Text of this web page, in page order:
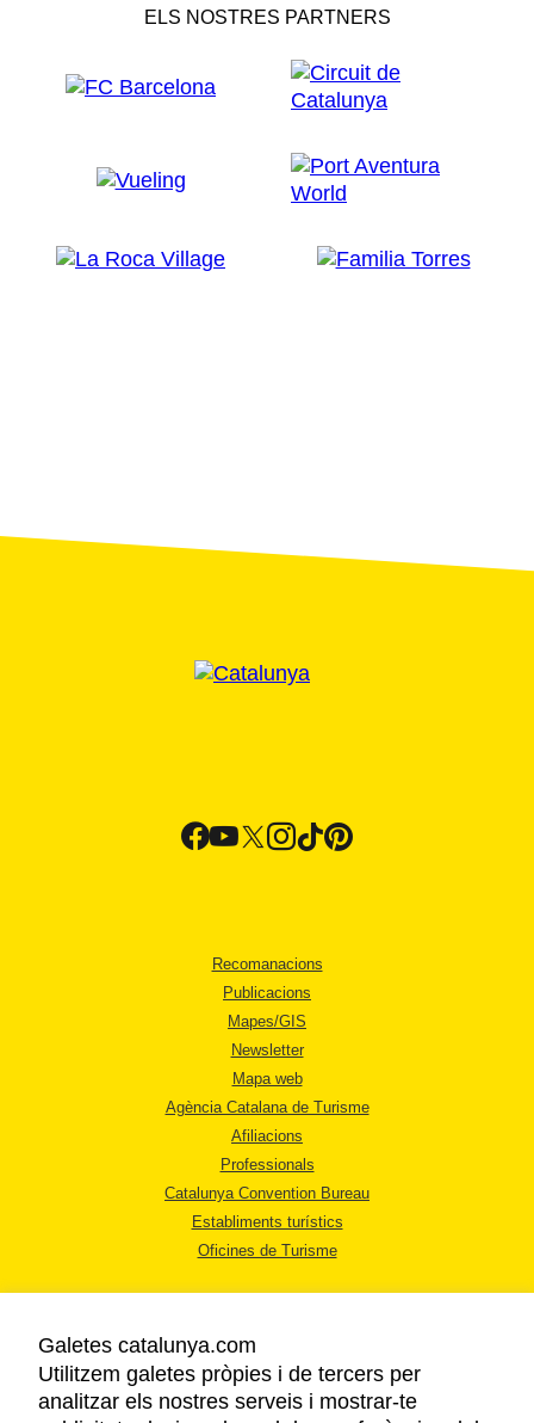
ELS NOSTRES PARTNERS
Recomanacions
Publicacions
Mapes/GIS
Newsletter
Mapa web
Agència Catalana de Turisme
Afiliacions
Professionals
Catalunya Convention Bureau
Establiments turístics
Oficines de Turisme
AVÍS LEGAL
Galetes catalunya.com
Utilitzem galetes pròpies i de tercers per
analitzar els nostres serveis i mostrar-te